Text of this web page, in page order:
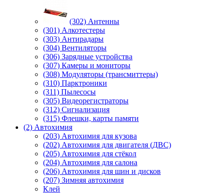
(302) Антенны
(301) Алкотестеры
(303) Антирадары
(304) Вентиляторы
(306) Зарядные устройства
(307) Камеры и мониторы
(308) Модуляторы (трансмиттеры)
(310) Парктроники
(311) Пылесосы
(305) Видеорегистраторы
(312) Сигнализация
(315) Флешки, карты памяти
(2) Автохимия
(203) Автохимия для кузова
(202) Автохимия для двигателя (ДВС)
(205) Автохимия для стёкол
(204) Автохимия для салона
(206) Автохимия для шин и дисков
(207) Зимняя автохимия
Клей